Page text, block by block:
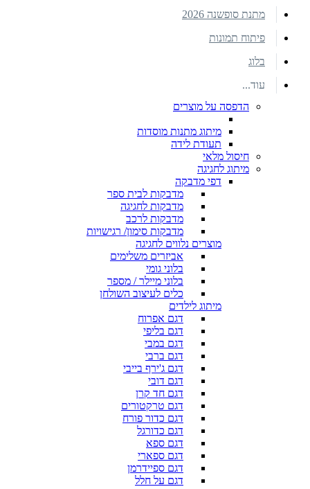
מתנת סופשנה 2026
פיתוח תמונות
בלוג
עוד...
הדפסה על מוצרים
מיתוג מתנות מוסדות
תעודת לידה
חיסול מלאי
מיתוג לחגיגה
דפי מדבקה
מדבקות לבית ספר
מדבקות לחגיגה
מדבקות לרכב
מדבקות סימון/ רגישויות
מוצרים נלווים לחגיגה
אביזרים משלימים
בלוני גומי
בלוני מיילר / מספר
כלים לעיצוב השולחן
מיתוג לילדים
דגם אפרוח
דגם בליפי
דגם במבי
דגם ברבי
דגם ג'ירף בייבי
דגם דובי
דגם חד קרן
דגם טרקטורים
דגם כדור פורח
דגם כדורגל
דגם ספא
דגם ספארי
דגם ספיידרמן
דגם על חלל